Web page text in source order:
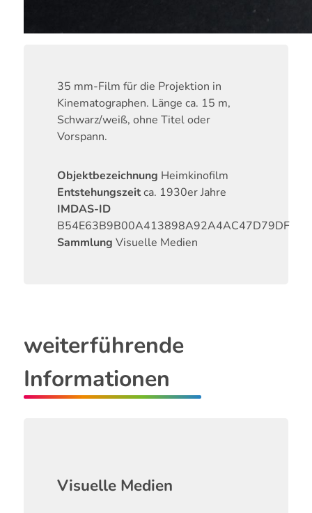
35 mm-Film für die Projektion in
Kinematographen. Länge ca. 15 m,
Schwarz/weiß, ohne Titel oder
Vorspann.
Objektbezeichnung Heimkinofilm
Entstehungszeitca. 1930er Jahre
IMDAS-ID
B54E63B9B00A413898A92A4AC47D79DF
Sammlung Visuelle Medien
weiterführende
Informationen
Visuelle Medien